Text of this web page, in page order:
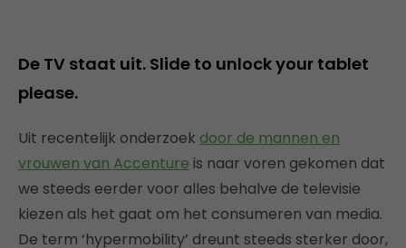
De TV staat uit. Slide to unlock your tablet
please.
Uit recentelijk onderzoek door de mannen en
vrouwen van Accenture is naar voren gekomen dat
we steeds eerder voor alles behalve de televisie
kiezen als het gaat om het consumeren van media.
De term ‘hypermobility’ dreunt steeds sterker door,